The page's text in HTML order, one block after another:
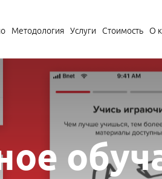
Методология Услуги Стоимость О